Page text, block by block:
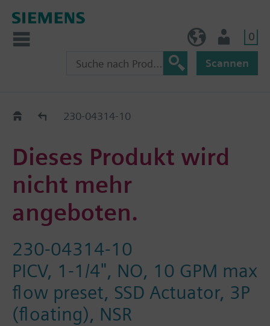
0
Scannen
Old2New230-04314-10
Dieses Produkt wird
nicht mehr
angeboten.
230-04314-10
PICV, 1-1/4", NO, 10 GPM max
flow preset, SSD Actuator, 3P
(floating), NSR